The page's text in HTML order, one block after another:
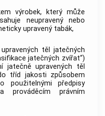
výrobek, který může
neupravený nebo
upravený tabák,
těl jatečných
jatečných zvířat“)
jatečně upravených těl
tříd jakosti způsobem
použitelnými předpisy
prováděcím právním